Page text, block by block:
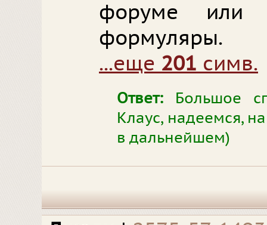
форуме или
формуляры.
...еще 201 симв.
Ответ: Большое
Клаус, надеемся,
в дальнейшем)